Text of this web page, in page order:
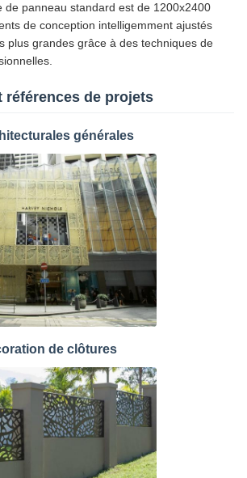
de panneau standard est de 1200x2400
de conception intelligemment ajustés
plus grandes grâce à des techniques de
références de projets
générales
de clôtures